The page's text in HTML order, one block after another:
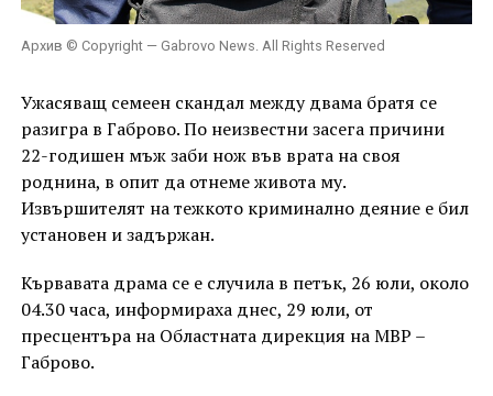
Архив © Copyright — Gabrovo News. All Rights Reserved
Ужасяващ семеен скандал между двама братя се
разигра в Габрово. По неизвестни засега причини
22-годишен мъж заби нож във врата на своя
роднина, в опит да отнеме живота му.
Извършителят на тежкото криминално деяние е бил
установен и задържан.
Кървавата драма се е случила в петък, 26 юли, около
04.30 часа, информираха днес, 29 юли, от
пресцентъра на Областната дирекция на МВР –
Габрово.